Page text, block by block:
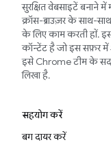
सुरक्षित वेबसाइटें बनाने
क्रॉस-ब्राउज़र के साथ-
के लिए काम करती हों. इस
कॉन्टेंट है जो इस सफ़र
इसे Chrome टीम के
लिखा है.
सहयोग करें
बग दायर करें